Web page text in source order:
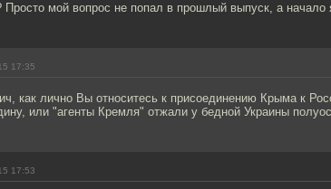
Просто мой вопрос не попал в прошлый выпуск, а начало
17:35
как лично Вы относитесь к присоединению Крыма к
или "агенты Кремля" отжали у бедной Украины
17:53